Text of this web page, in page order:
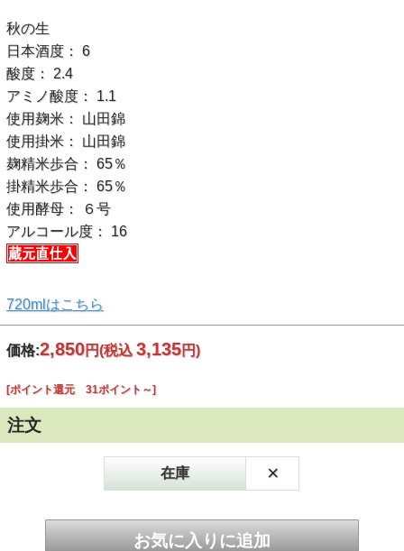
秋の生
日本酒度： 6
酸度： 2.4
アミノ酸度： 1.1
使用麹米： 山田錦
使用掛米： 山田錦
麹精米歩合： 65％
掛精米歩合： 65％
使用酵母： ６号
アルコール度： 16
720mlはこちら
価格:2,850円(税込 3,135円)
[ポイント還元 31ポイント～]
注文
在庫 ×